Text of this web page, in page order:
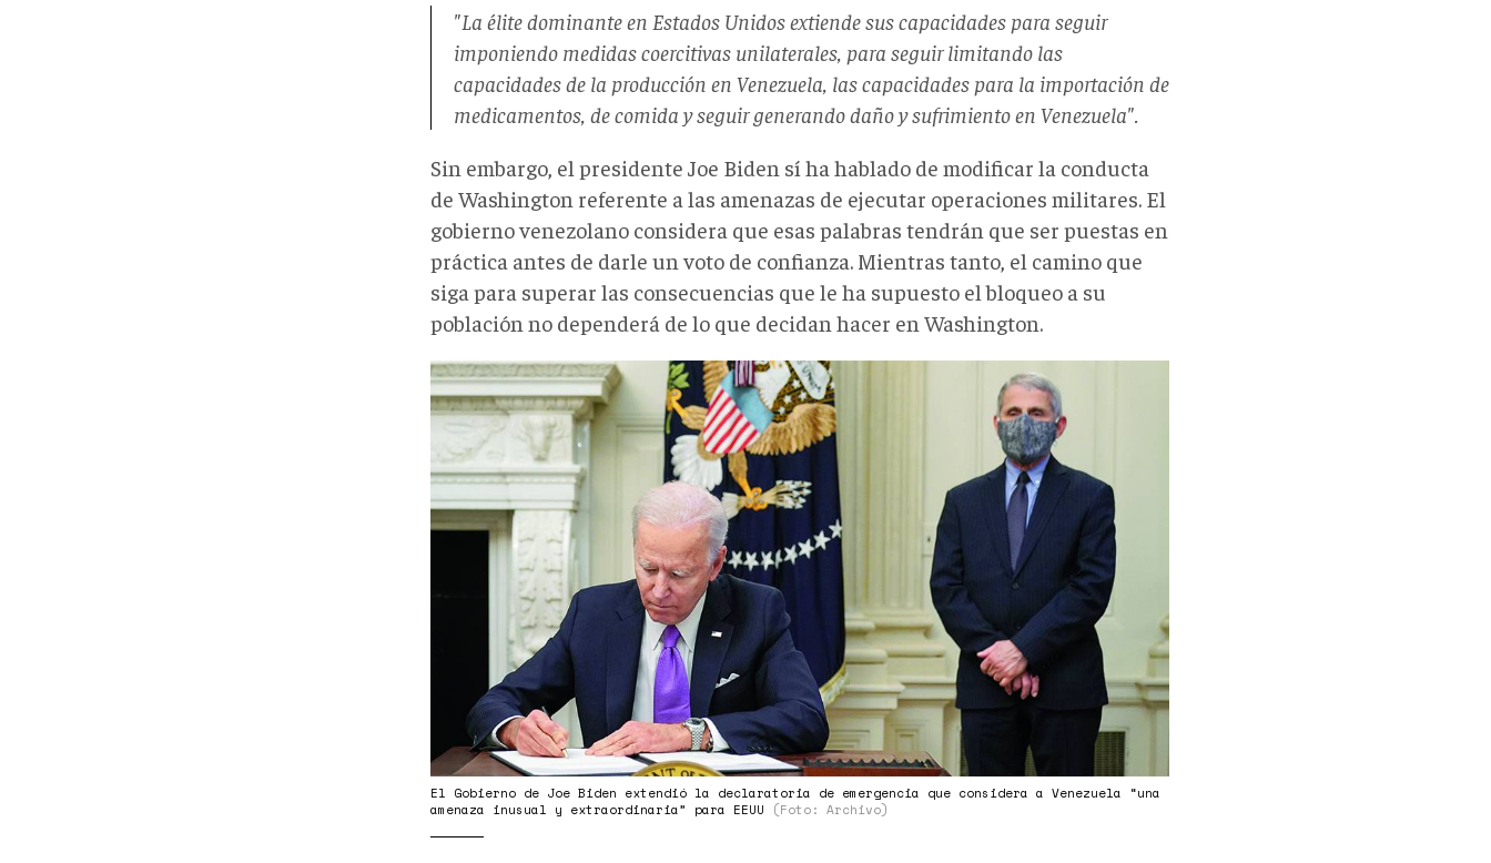
"La élite dominante en Estados Unidos extiende sus capacidades para seguir
imponiendo medidas coercitivas unilaterales, para seguir limitando las
capacidades de la producción en Venezuela, las capacidades para la importación de
medicamentos, de comida y seguir generando daño y sufrimiento en Venezuela".
Sin embargo, el presidente Joe Biden sí ha hablado de modificar la conducta
de Washington referente a las amenazas de ejecutar operaciones militares. El
gobierno venezolano considera que esas palabras tendrán que ser puestas en
práctica antes de darle un voto de confianza. Mientras tanto, el camino que
siga para superar las consecuencias que le ha supuesto el bloqueo a su
población no dependerá de lo que decidan hacer en Washington.
LUHUL7TPZBGEDKPBZ26VH4RCA4.jpg
El Gobierno de Joe Biden extendió la declaratoria de emergencia que considera a Venezuela “una
amenaza inusual y extraordinaria” para EEUU
(Foto: Archivo)